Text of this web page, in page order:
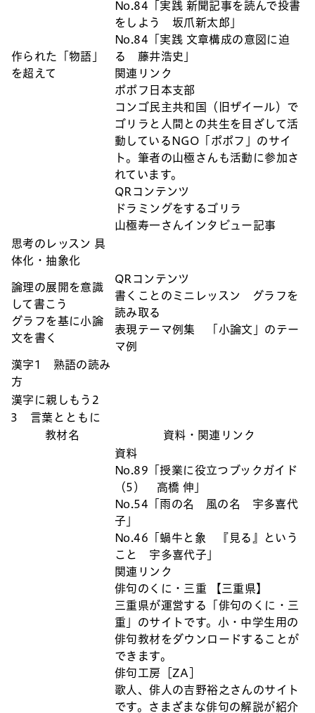
作られた「物語」
を超えて
No.84「実践 新聞記事を読んで投書
をしよう 坂爪新太郎」
No.84「実践 文章構成の意図に迫
る 藤井浩史」
関連リンク
ポポフ日本支部
コンゴ民主共和国（旧ザイール）で
ゴリラと人間との共生を目ざして活
動しているNGO「ポポフ」のサイ
ト。筆者の山極さんも活動に参加さ
れています。
QRコンテンツ
ドラミングをするゴリラ
山極寿一さんインタビュー記事
思考のレッスン 具
体化・抽象化
論理の展開を意識
して書こう
グラフを基に小論
文を書く
QRコンテンツ
書くことのミニレッスン グラフを
読み取る
表現テーマ例集 「小論文」のテー
マ例
漢字1 熟語の読み
方
漢字に親しもう2
3 言葉とともに
教材名
資料・関連リンク
資料
No.89「授業に役立つブックガイド
（5） 高橋 伸」
No.54「雨の名 風の名 宇多喜代
子」
No.46「蝸牛と象 『見る』という
こと 宇多喜代子」
関連リンク
俳句のくに・三重 【三重県】
三重県が運営する「俳句のくに・三
重」のサイトです。小・中学生用の
俳句教材をダウンロードすることが
できます。
俳句工房［ZA］
歌人、俳人の吉野裕之さんのサイト
です。さまざまな俳句の解説が紹介